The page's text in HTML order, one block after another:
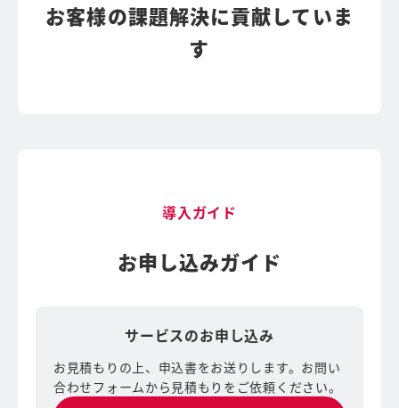
お客様の課題解決に貢献していま
す
導入ガイド
お申し込みガイド
サービスのお申し込み
お見積もりの上、申込書をお送りします。お問い
合わせフォームから見積もりをご依頼ください。